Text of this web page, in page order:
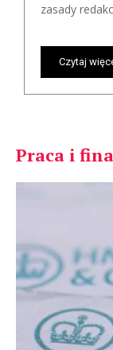
zasady
Czytaj
Praca i